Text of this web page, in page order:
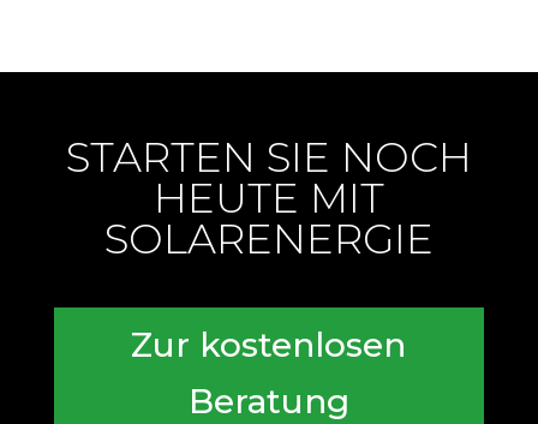
STARTEN SIE NOCH
HEUTE MIT
SOLARENERGIE
Zur kostenlosen
Beratung